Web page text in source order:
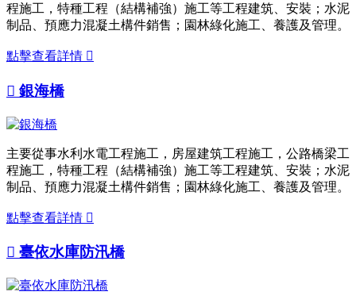
程施工，特種工程（結構補強）施工等工程建筑、安裝；水泥
制品、預應力混凝土構件銷售；園林綠化施工、養護及管理。
點擊查看詳情 
 銀海橋
主要從事水利水電工程施工，房屋建筑工程施工，公路橋梁工
程施工，特種工程（結構補強）施工等工程建筑、安裝；水泥
制品、預應力混凝土構件銷售；園林綠化施工、養護及管理。
點擊查看詳情 
 臺依水庫防汛橋